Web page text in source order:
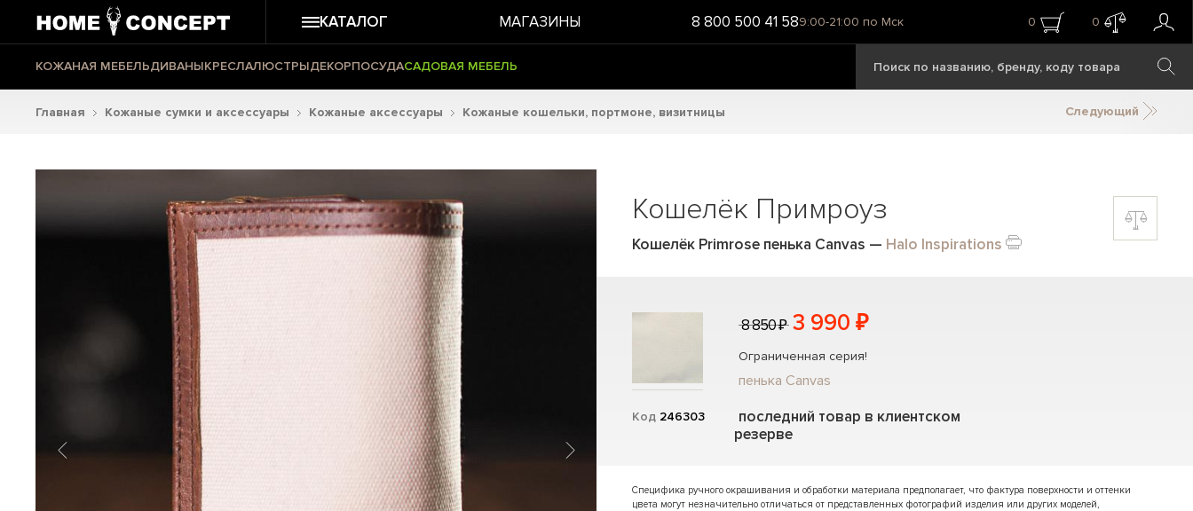
КАТАЛОГ МАГАЗИНЫ 8 800 500 41 589:00-21:00 по Мск 0 0
КОЖАНАЯ МЕБЕЛЬДИВАНЫКРЕСЛАЛЮСТРЫДЕКОРПОСУДАСАДОВАЯ МЕБЕЛЬ
Главная Кожаные сумки и аксессуары Кожаные аксессуары Кожаные кошельки, портмоне, визитницы Следующий
Кошелёк Примроуз
Кошелёк Primrose пенька Canvas — Halo Inspirations
Код 246303
8 850 ₽ 3 990 ₽
Ограниченная серия!
пенька Canvas
последний товар в клиентском
резерве
Специфика ручного окрашивания и обработки материала предполагает, что фактура поверхности и оттенки
цвета могут незначительно отличаться от представленных фотографий изделия или других моделей,